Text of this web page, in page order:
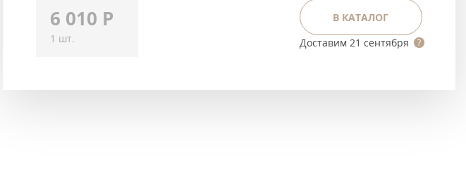
6 010 Р
1 шт.
В КАТАЛОГ
Доставим 21 сентября